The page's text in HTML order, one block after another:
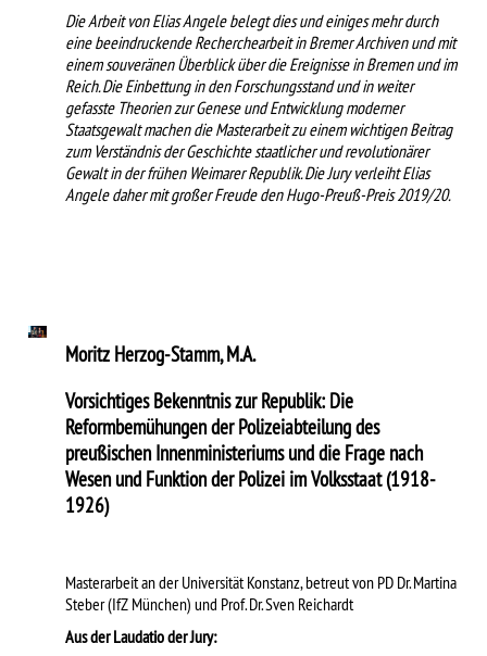
Die Arbeit von Elias Angele belegt dies und einiges mehr durch
eine beeindruckende Recherchearbeit in Bremer Archiven und mit
einem souveränen Überblick über die Ereignisse in Bremen und im
Reich. Die Einbettung in den Forschungsstand und in weiter
gefasste Theorien zur Genese und Entwicklung moderner
Staatsgewalt machen die Masterarbeit zu einem wichtigen Beitrag
zum Verständnis der Geschichte staatlicher und revolutionärer
Gewalt in der frühen Weimarer Republik. Die Jury verleiht Elias
Angele daher mit großer Freude den Hugo-Preuß-Preis 2019/20.
Moritz Herzog-Stamm, M.A.
Vorsichtiges Bekenntnis zur Republik: Die
Reformbemühungen der Polizeiabteilung des
preußischen Innenministeriums und die Frage nach
Wesen und Funktion der Polizei im Volksstaat (1918-
1926)
Masterarbeit an der Universität Konstanz, betreut von PD Dr. Martina
Steber (IfZ München) und Prof. Dr. Sven Reichardt
Aus der Laudatio der Jury: